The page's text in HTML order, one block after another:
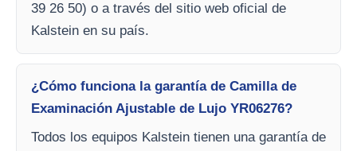
39 26 50) o a través del sitio web oficial de
Kalstein en su país.
¿Cómo funciona la garantía de Camilla de
Examinación Ajustable de Lujo YR06276?
Todos los equipos Kalstein tienen una garantía de